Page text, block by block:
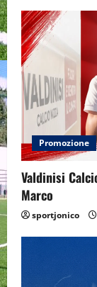
Promozione
Valdinisi
Marco
sportjonico